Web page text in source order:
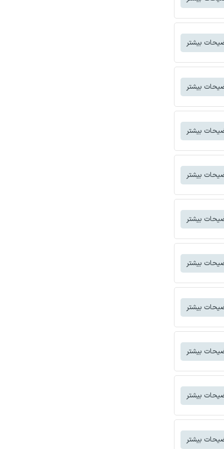
بیشتر
بیشتر
بیشتر
بیشتر
بیشتر
بیشتر
بیشتر
بیشتر
بیشتر
بیشتر